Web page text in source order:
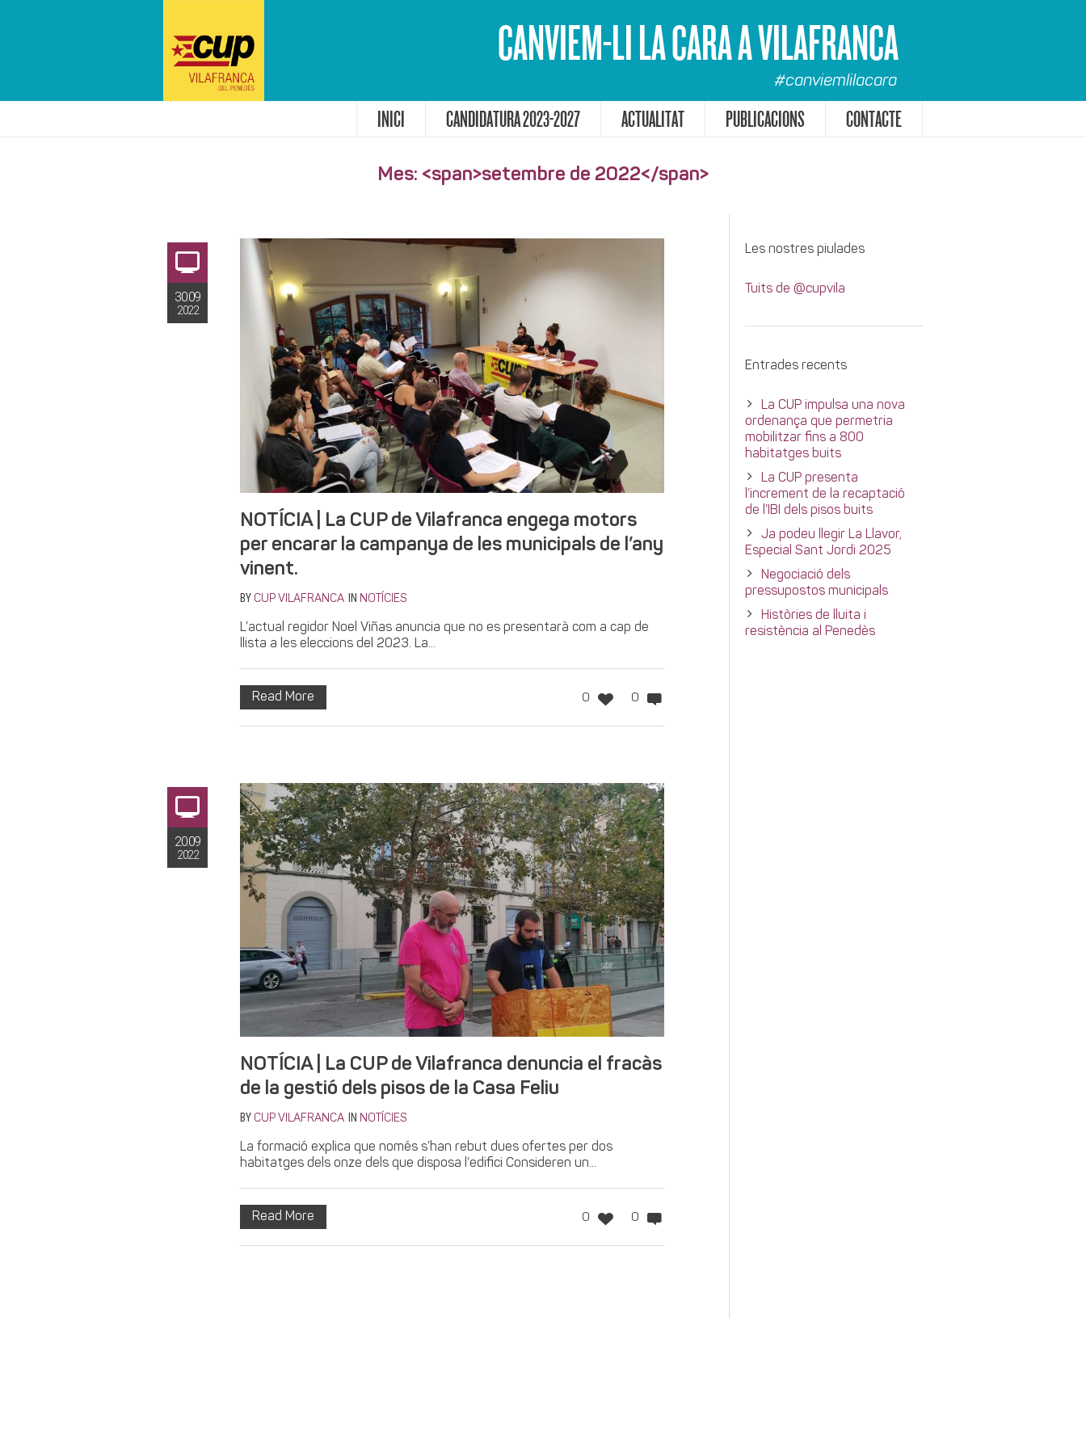
CANVIEM-LI LA CARA A VILAFRANCA
#canviemlilacara
INICI CANDIDATURA 2023-2027 ACTUALITAT PUBLICACIONS CONTACTE
Mes: <span>setembre de 2022</span>
30.09
2022
NOTÍCIA | La CUP de Vilafranca engega motors
per encarar la campanya de les municipals de l’any
vinent.
BY CUP VILAFRANCA IN NOTÍCIES
L’actual regidor Noel Viñas anuncia que no es presentarà com a cap de
llista a les eleccions del 2023. La...
0 0
Read More
20.09
2022
NOTÍCIA | La CUP de Vilafranca denuncia el fracàs
de la gestió dels pisos de la Casa Feliu
BY CUP VILAFRANCA IN NOTÍCIES
La formació explica que només s’han rebut dues ofertes per dos
habitatges dels onze dels que disposa l’edifici Consideren un...
0 0
Read More
Les nostres piulades
Tuits de @cupvila
Entrades recents
La CUP impulsa una nova
ordenança que permetria
mobilitzar fins a 800
habitatges buits
La CUP presenta
l’increment de la recaptació
de l’IBI dels pisos buits
Ja podeu llegir La Llavor,
Especial Sant Jordi 2025
Negociació dels
pressupostos municipals
Històries de lluita i
resistència al Penedès